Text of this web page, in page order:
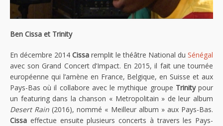
Ben Cissa et Trinity
En décembre 2014 Cissa remplit le théâtre National du Sénégal
avec son Grand Concert d’Impact. En 2015, il fait une tournée
européenne qui l’amène en France, Belgique, en Suisse et aux
Pays-Bas où il collabore avec le mythique groupe Trinitypour
un featuring dans la chanson « Metropolitain » de leur album
Desert Rain (2016), nommé « Meilleur album » aux Pays-Bas.
Cissa effectue ensuite plusieurs concerts à travers les Pays-